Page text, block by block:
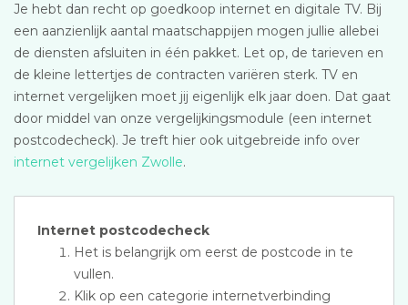
Je hebt dan recht op goedkoop internet en digitale TV. Bij
een aanzienlijk aantal maatschappijen mogen jullie allebei
de diensten afsluiten in één pakket. Let op, de tarieven en
de kleine lettertjes de contracten variëren sterk. TV en
internet vergelijken moet jij eigenlijk elk jaar doen. Dat gaat
door middel van onze vergelijkingsmodule (een internet
postcodecheck). Je treft hier ook uitgebreide info over
internet vergelijken Zwolle.
Internet postcodecheck
Het is belangrijk om eerst de postcode in te
vullen.
Klik op een categorie internetverbinding